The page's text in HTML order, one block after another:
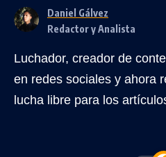
Daniel Gálvez
Redactor y Analista
Luchador, creador de
en redes sociales y ahora
lucha libre para los